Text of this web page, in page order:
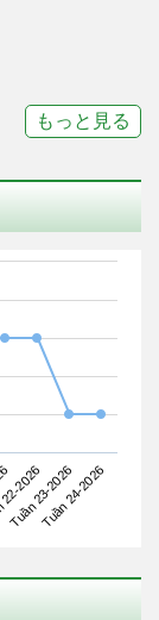
もっと見る
2026
Tuần 23-2026
Tuần 24-2026